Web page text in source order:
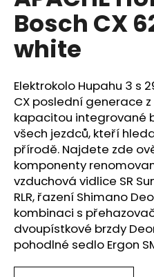
0,0
5
hvězdiček.
Bosch CX
white
Elektrokolo Hupahu 3 s
CX poslední generace
kapacitou integrované
všech jezdců, kteří
přírodě. Najdete zde
komponenty
vzduchová vidlice SR
RLR, řazení Shimano
kombinaci s
dvoupístkové brzdy
pohodlné sedlo Ergon
a
j
í
?
D
o
p
o